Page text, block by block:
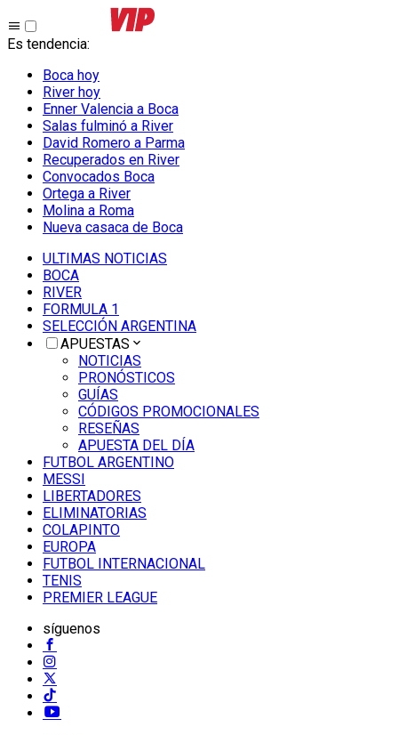
Es tendencia:
Boca hoy
River hoy
Enner Valencia a Boca
Salas fulminó a River
David Romero a Parma
Recuperados en River
Convocados Boca
Ortega a River
Molina a Roma
Nueva casaca de Boca
ULTIMAS NOTICIAS
BOCA
RIVER
FORMULA 1
SELECCIÓN ARGENTINA
APUESTAS
NOTICIAS
PRONÓSTICOS
GUÍAS
CÓDIGOS PROMOCIONALES
RESEÑAS
APUESTA DEL DÍA
FUTBOL ARGENTINO
MESSI
LIBERTADORES
ELIMINATORIAS
COLAPINTO
EUROPA
FUTBOL INTERNACIONAL
TENIS
PREMIER LEAGUE
síguenos